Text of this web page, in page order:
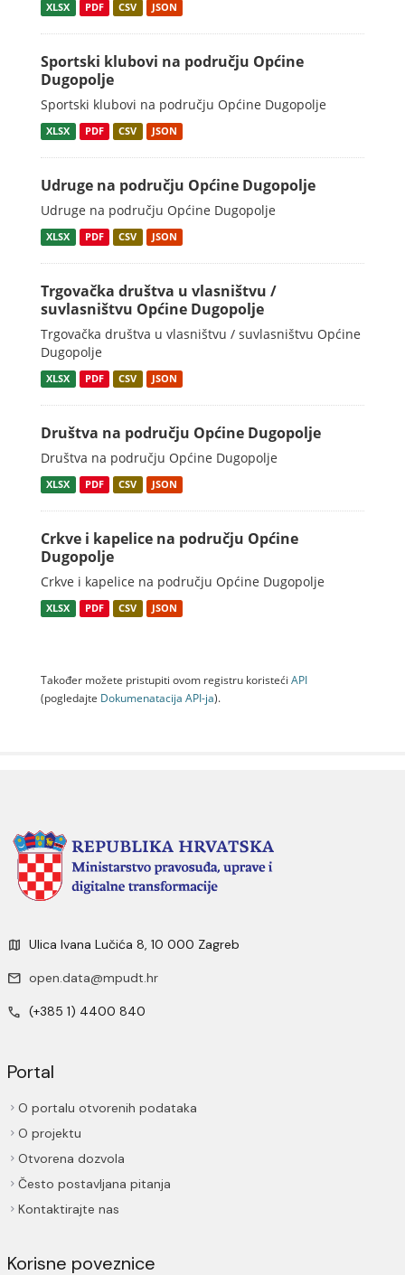
XLSX PDF CSV JSON
Sportski klubovi na području Općine
Dugopolje
Sportski klubovi na području Općine Dugopolje
XLSX PDF CSV JSON
Udruge na području Općine Dugopolje
Udruge na području Općine Dugopolje
XLSX PDF CSV JSON
Trgovačka društva u vlasništvu /
suvlasništvu Općine Dugopolje
Trgovačka društva u vlasništvu / suvlasništvu Općine
Dugopolje
XLSX PDF CSV JSON
Društva na području Općine Dugopolje
Društva na području Općine Dugopolje
XLSX PDF CSV JSON
Crkve i kapelice na području Općine
Dugopolje
Crkve i kapelice na području Općine Dugopolje
XLSX PDF CSV JSON
Također možete pristupiti ovom registru koristeći API
(pogledajte Dokumenаtаcijа API-jа).